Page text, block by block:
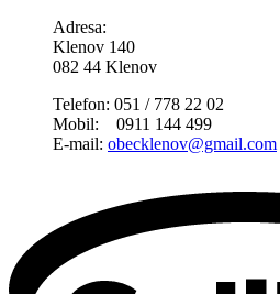
Adresa:
Klenov 140
082 44 Klenov
Telefon: 051 / 778 22 02
Mobil: 0911 144 499
E-mail: obecklenov@gmail.com